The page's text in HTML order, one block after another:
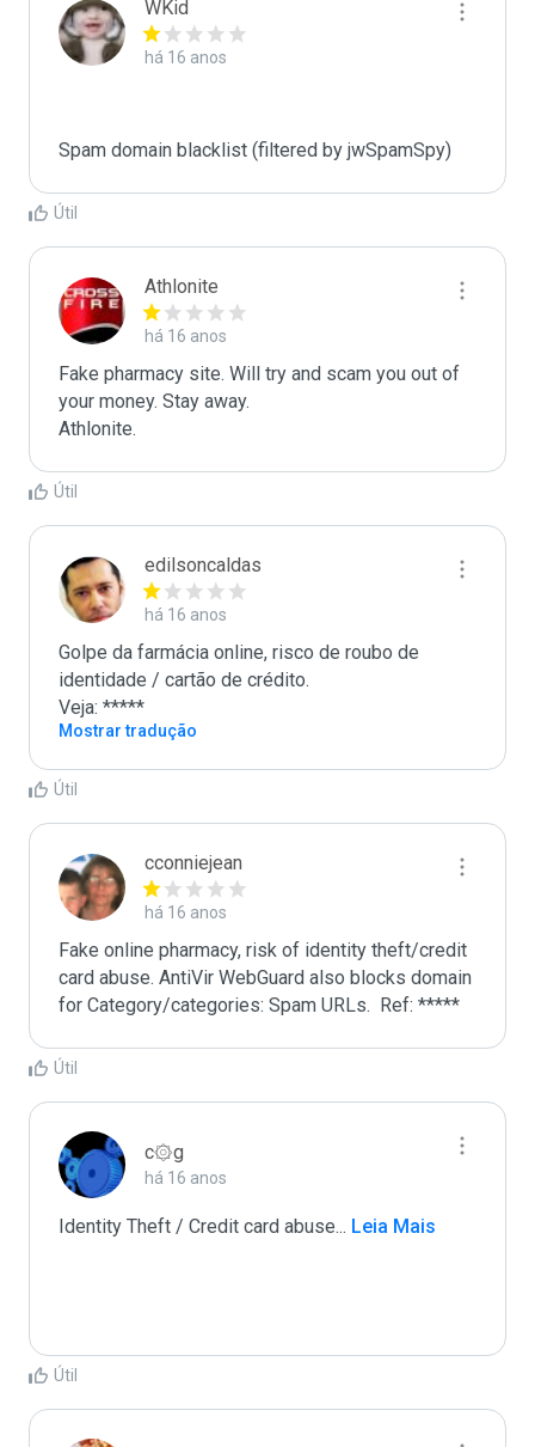
WKid
há 16 anos
Spam domain blacklist (filtered by jwSpamSpy)
Útil
Athlonite
há 16 anos
Fake pharmacy site. Will try and scam you out of
your money. Stay away.
Athlonite.
Útil
edilsoncaldas
há 16 anos
Golpe da farmácia online, risco de roubo de
identidade / cartão de crédito.
Veja: *****
Mostrar tradução
Útil
cconniejean
há 16 anos
Fake online pharmacy, risk of identity theft/credit
card abuse. AntiVir WebGuard also blocks domain
for Category/categories: Spam URLs.  Ref: *****
Útil
c۞g
há 16 anos
Identity Theft / Credit card abuse... Leia Mais
Útil